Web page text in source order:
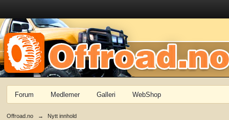
Forum Medlemer Galleri WebShop
Offroad.no → Nytt innhold